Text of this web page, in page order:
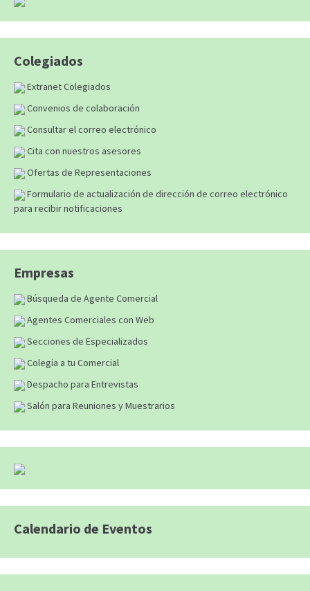
Colegiados
Extranet Colegiados
Convenios de colaboración
Consultar el correo electrónico
Cita con nuestros asesores
Ofertas de Representaciones
Formulario de actualización de dirección de correo electrónico
para recibir notificaciones
Empresas
Búsqueda de Agente Comercial
Agentes Comerciales con Web
Secciones de Especializados
Colegia a tu Comercial
Despacho para Entrevistas
Salón para Reuniones y Muestrarios
Calendario de Eventos